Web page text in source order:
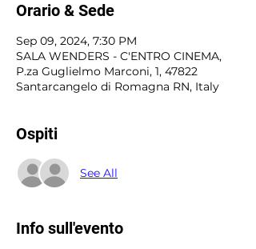
Orario & Sede
Sep 09, 2024, 7:30 PM
SALA WENDERS - C'ENTRO CINEMA,
P.za Guglielmo Marconi, 1, 47822
Santarcangelo di Romagna RN, Italy
Ospiti
See All
Info sull'evento